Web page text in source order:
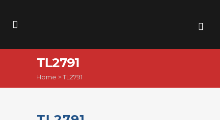
TL2791
Home >TL2791